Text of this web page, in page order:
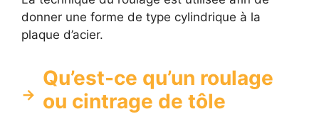
donner une forme de type cylindrique à la
plaque d’acier.
Qu’est-ce qu’un roulage
ou cintrage de tôle